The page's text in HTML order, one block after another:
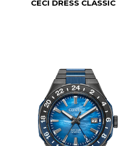
CECI DRESS CLASSIC